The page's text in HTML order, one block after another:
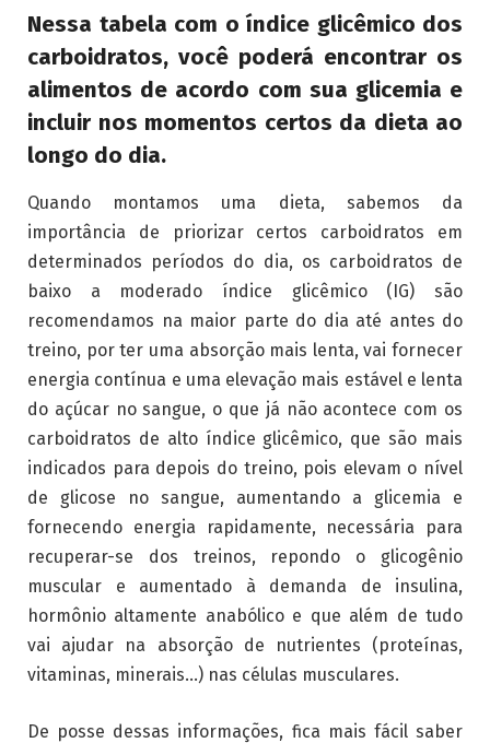
Nessa tabela com o índice glicêmico dos
carboidratos, você poderá encontrar os
alimentos de acordo com sua glicemia e
incluir nos momentos certos da dieta ao
longo do dia.
Quando montamos uma dieta, sabemos da
importância de priorizar certos carboidratos em
determinados períodos do dia, os carboidratos de
baixo a moderado índice glicêmico (IG) são
recomendamos na maior parte do dia até antes do
treino, por ter uma absorção mais lenta, vai fornecer
energia contínua e uma elevação mais estável e lenta
do açúcar no sangue, o que já não acontece com os
carboidratos de alto índice glicêmico, que são mais
indicados para depois do treino, pois elevam o nível
de glicose no sangue, aumentando a glicemia e
fornecendo energia rapidamente, necessária para
recuperar-se dos treinos, repondo o glicogênio
muscular e aumentado à demanda de insulina,
hormônio altamente anabólico e que além de tudo
vai ajudar na absorção de nutrientes (proteínas,
vitaminas, minerais…) nas células musculares.
De posse dessas informações, fica mais fácil saber